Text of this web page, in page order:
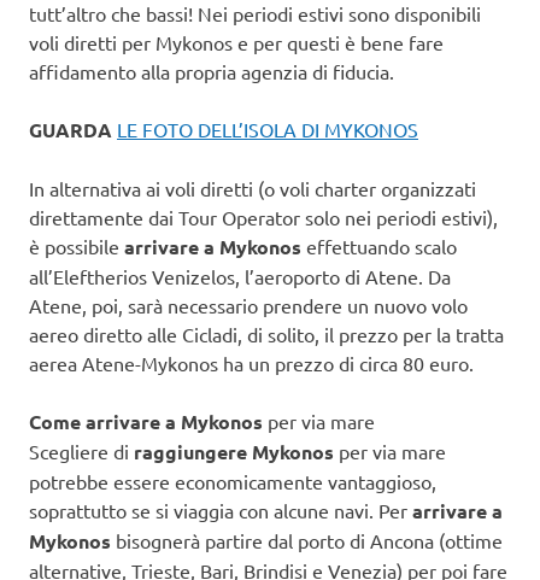
tutt’altro che bassi! Nei periodi estivi sono disponibili
voli diretti per Mykonos e per questi è bene fare
affidamento alla propria agenzia di fiducia.
GUARDA LE FOTO DELL’ISOLA DI MYKONOS
In alternativa ai voli diretti (o voli charter organizzati
direttamente dai Tour Operator solo nei periodi estivi),
è possibile arrivare a Mykonos effettuando scalo
all’Eleftherios Venizelos, l’aeroporto di Atene. Da
Atene, poi, sarà necessario prendere un nuovo volo
aereo diretto alle Cicladi, di solito, il prezzo per la tratta
aerea Atene-Mykonos ha un prezzo di circa 80 euro.
Come arrivare a Mykonos per via mare
Scegliere di raggiungere Mykonos per via mare
potrebbe essere economicamente vantaggioso,
soprattutto se si viaggia con alcune navi. Per arrivare a
Mykonos bisognerà partire dal porto di Ancona (ottime
alternative, Trieste, Bari, Brindisi e Venezia) per poi fare